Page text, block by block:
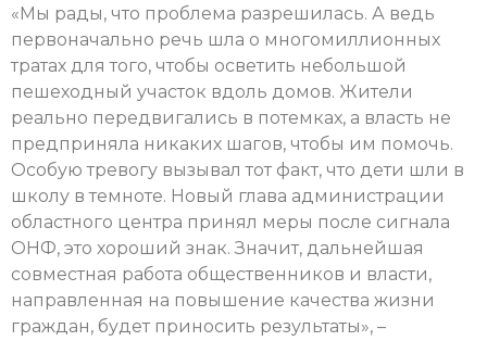
«Мы рады, что проблема разрешилась. А ведь
первоначально речь шла о многомиллионных
тратах для того, чтобы осветить небольшой
пешеходный участок вдоль домов. Жители
реально передвигались в потемках, а власть не
предприняла никаких шагов, чтобы им помочь.
Особую тревогу вызывал тот факт, что дети шли в
школу в темноте. Новый глава администрации
областного центра принял меры после сигнала
ОНФ, это хороший знак. Значит, дальнейшая
совместная работа общественников и власти,
направленная на повышение качества жизни
граждан, будет приносить результаты», –